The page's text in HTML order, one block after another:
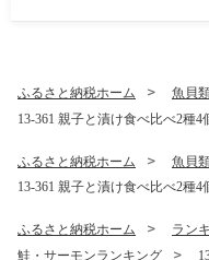
ふるさと納税ホーム 魚貝
13-361 親子と漬け食べ比べ2種4
ふるさと納税ホーム 魚貝
13-361 親子と漬け食べ比べ2種4
ふるさと納税ホーム ラン
鮭・サーモンランキング